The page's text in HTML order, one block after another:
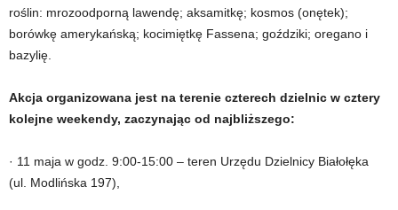
roślin: mrozoodporną lawendę; aksamitkę; kosmos (onętek);
borówkę amerykańską; kocimiętkę Fassena; goździki; oregano i
bazylię.
Akcja organizowana jest na terenie czterech dzielnic w cztery
kolejne weekendy, zaczynając od najbliższego:
· 11 maja w godz. 9:00-15:00 – teren Urzędu Dzielnicy Białołęka
(ul. Modlińska 197),